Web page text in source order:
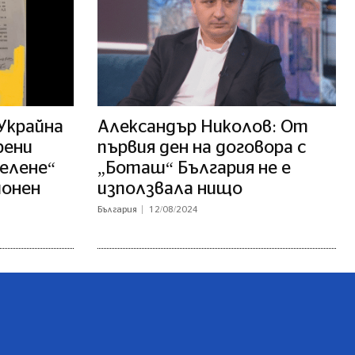
Александър Николов: От
първия ден на договора с
„Боташ“ България не е
използвала нищо
България 12/08/2024